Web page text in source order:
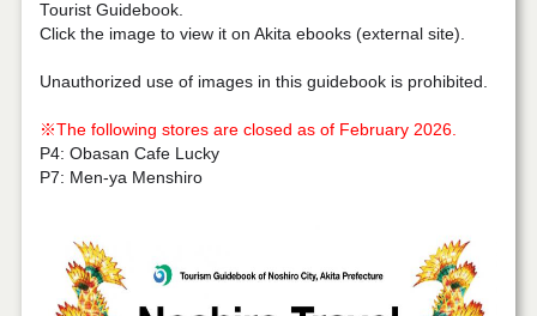
Tourist Guidebook.
Click the image to view it on Akita ebooks (external site).
Unauthorized use of images in this guidebook is prohibited.
※The following stores are closed as of February 2026.
P4: Obasan Cafe Lucky
P7: Men-ya Menshiro